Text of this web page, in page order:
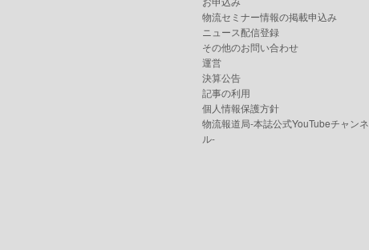
物流セミナー情報の掲載申込み
ニュース配信登録
その他のお問い合わせ
運営
決算公告
記事の利用
個人情報保護方針
物流報道局-本誌公式YouTubeチャンネ
ル-